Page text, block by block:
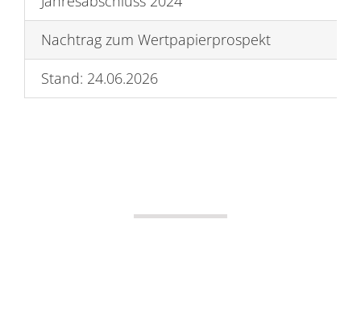
Nachtrag zum Wertpapierprospekt
Stand: 24.06.2026